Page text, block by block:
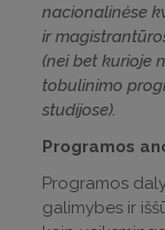
nacionalinėse
ir
(nei bet kurioje
tobulinimo
studijose).
Programos
Programos
galimybes ir